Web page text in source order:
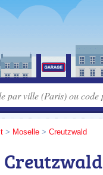
> Moselle > Creutzwald